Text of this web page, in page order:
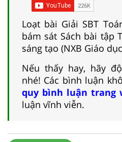
Loạt bài Giải SBT
bám sát Sách bài tập
sáng tạo (NXB Giáo
Nếu thấy hay, hãy
nhé! Các bình luận
quy bình luận trang
luận vĩnh viễn.